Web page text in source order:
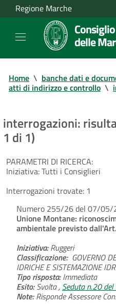
Regione Marche
delle
Home \ banche dati e
atti di indirizzo e controllo \
interrogazioni:
1 di 1)
PARAMETRI DI RICERCA:
Iniziativa:Tutti i Consiglieri
Interrogazioni trovate: 1
Numero 255/26 del 07/05/
Unione Montane:
ambientale previsto
Iniziativa:Ruggeri
Classificazione: GOVERNO
IDRICHE E SISTEMAZIONE
Tipo risposta:Immediata
Esito:Svolta , Seduta n.20
Note:Risponde Assessore